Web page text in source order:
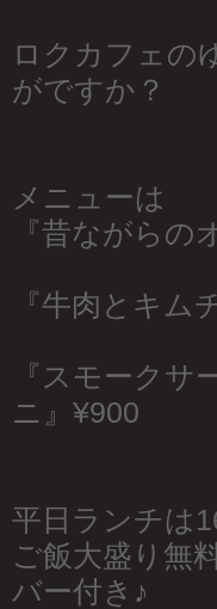
ロクカフェの
がですか？
メニューは
『昔ながらの
『牛肉とキム
『スモーク
ニ』¥900
平日ランチは
ご飯大盛り無
バー付き♪